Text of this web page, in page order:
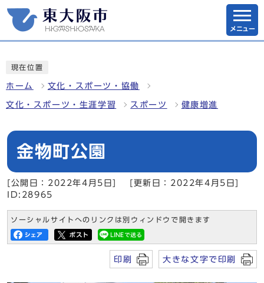
メニュー
現在位置
ホーム 文化・スポーツ・協働
文化・スポーツ・生涯学習 スポーツ 健康増進
金物町公園
[公開日：2022年4月5日]
[更新日：2022年4月5日]
ID:28965
ソーシャルサイトへのリンクは別ウィンドウで開きます
印刷 大きな文字で印刷